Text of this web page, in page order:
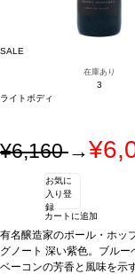
SALE
在庫あり
3
ライトボディ
¥6,160→
お気に
入り登
録
カートに追加
有名醸造家のポール・ホッ
グノート 深い紫色。ブルー
ベーコンの芳香と風味を示